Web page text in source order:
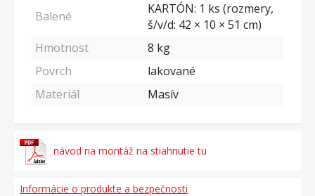
Balené
KARTÓN: 1 ks (rozmery,
š/v/d: 42 × 10 × 51 cm)
Hmotnost
8 kg
Povrch
lakované
Materiál
Masív
návod na montáž na stiahnutie tu
Informácie o produkte a bezpečnosti